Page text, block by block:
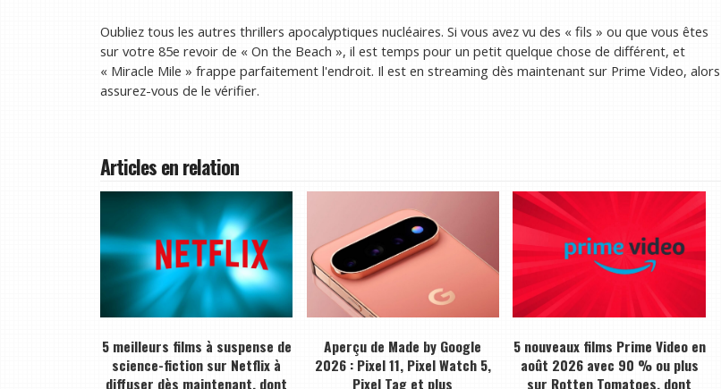
Oubliez tous les autres thrillers apocalyptiques nucléaires. Si vous avez vu des « fils » ou que vous êtes
sur votre 85e revoir de « On the Beach », il est temps pour un petit quelque chose de différent, et
« Miracle Mile » frappe parfaitement l'endroit. Il est en streaming dès maintenant sur Prime Video, alors
assurez-vous de le vérifier.
Articles en relation
5 meilleurs films à suspense de
science-fiction sur Netflix à
diffuser dès maintenant, dont
Aperçu de Made by Google
2026 : Pixel 11, Pixel Watch 5,
Pixel Tag et plus
5 nouveaux films Prime Video en
août 2026 avec 90 % ou plus
sur Rotten Tomatoes, dont